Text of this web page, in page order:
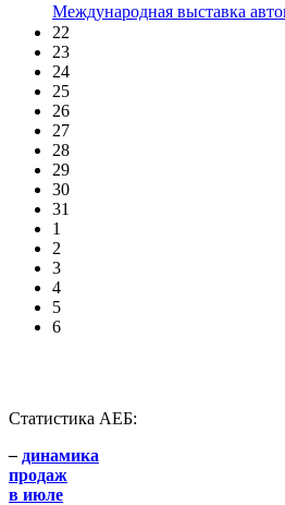
Международная выставка
22
23
24
25
26
27
28
29
30
31
1
2
3
4
5
6
Статистика АЕБ:
– динамика
продаж
в июле